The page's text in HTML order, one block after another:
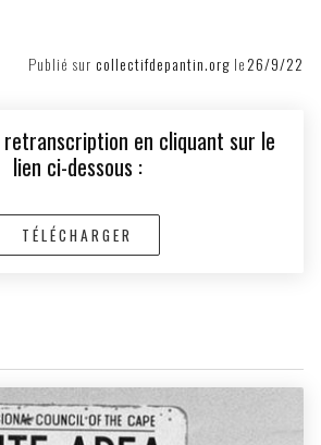
Publié sur collectifdepantin.orgle26/9/22
en cliquant sur le
lien ci-dessous :
TÉLÉCHARGER